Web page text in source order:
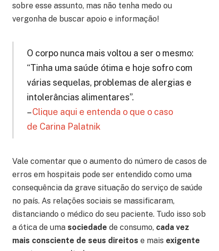
sobre esse assunto, mas não tenha medo ou
vergonha de buscar apoio e informação!
O corpo nunca mais voltou a ser o mesmo:
“Tinha uma saúde ótima e hoje sofro com
várias sequelas, problemas de alergias e
intolerâncias alimentares”.
–Clique aqui e entenda o que o caso
de Carina Palatnik
Vale comentar que o aumento do número de casos de
erros em hospitais pode ser entendido como uma
consequência da grave situação do serviço de saúde
no país. As relações sociais se massificaram,
distanciando o médico do seu paciente. Tudo isso sob
a ótica de uma sociedade de consumo, cada vez
mais consciente de seus direitos e mais exigente